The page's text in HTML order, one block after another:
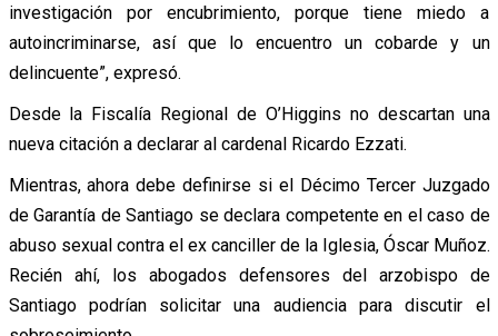
investigación por encubrimiento, porque tiene miedo a
autoincriminarse, así que lo encuentro un cobarde y un
delincuente”, expresó.
Desde la Fiscalía Regional de O’Higgins no descartan una
nueva citación a declarar al cardenal Ricardo Ezzati.
Mientras, ahora debe definirse si el Décimo Tercer Juzgado
de Garantía de Santiago se declara competente en el caso de
abuso sexual contra el ex canciller de la Iglesia, Óscar Muñoz.
Recién ahí, los abogados defensores del arzobispo de
Santiago podrían solicitar una audiencia para discutir el